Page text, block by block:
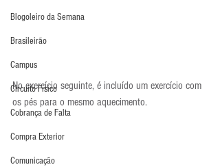
Blogoleiro da Semana
Brasileirão
Campus
Circuito Físico
Cobrança de Falta
Compra Exterior
Comunicação
No exercício seguinte, é incluído um exercício com
os pés para o mesmo aquecimento.